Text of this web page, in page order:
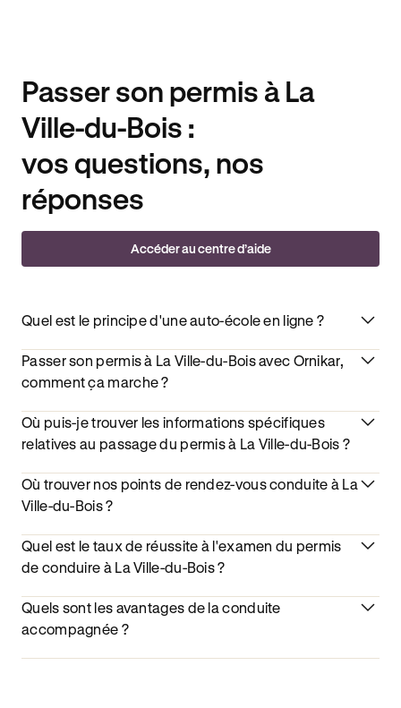
Passer son permis à La
Ville-du-Bois :
vos questions, nos
réponses
Accéder au centre d’aide
Quel est le principe d'une auto-école en ligne ?
Passer son permis à La Ville-du-Bois avec Ornikar,
comment ça marche ?
Où puis-je trouver les informations spécifiques
relatives au passage du permis à La Ville-du-Bois ?
Où trouver nos points de rendez-vous conduite à La
Ville-du-Bois ?
Quel est le taux de réussite à l'examen du permis
de conduire à La Ville-du-Bois ?
Quels sont les avantages de la conduite
accompagnée ?